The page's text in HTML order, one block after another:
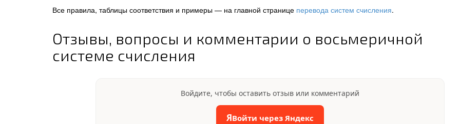
Все правила, таблицы соответствия и примеры — на главной странице перевода систем счисления.
Отзывы, вопросы и комментарии о восьмеричной
системе счисления
Войдите, чтобы оставить отзыв или комментарий
ЯВойти через Яндекс